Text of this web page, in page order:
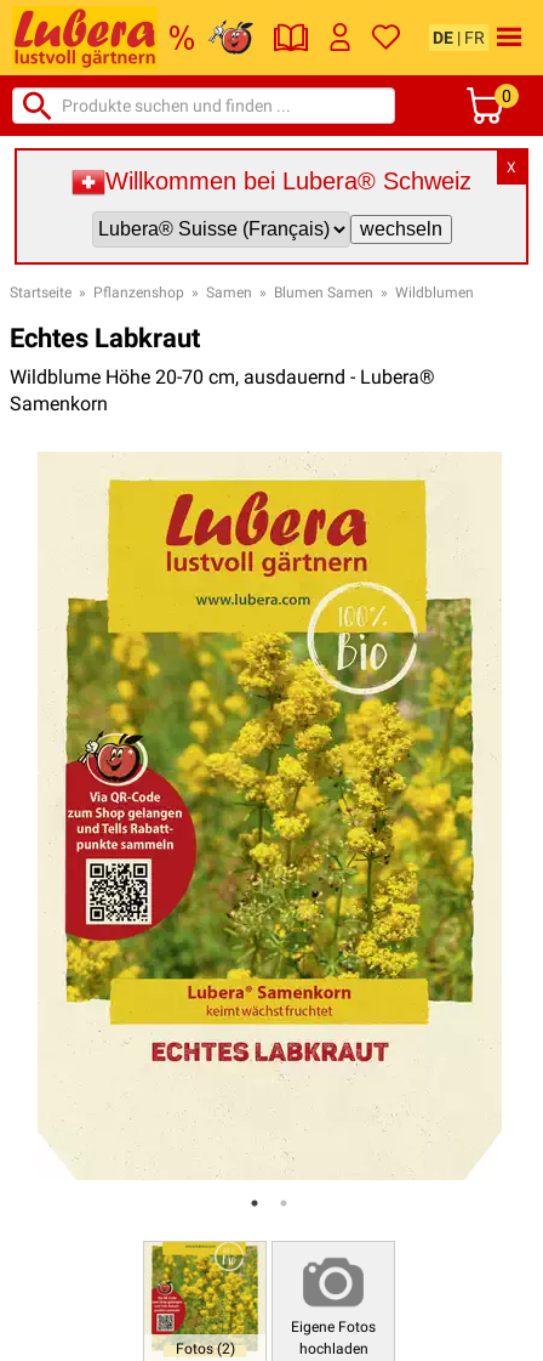
DE | FR
0
X
Willkommen bei Lubera® Schweiz
Startseite » Pflanzenshop » Samen » Blumen Samen » Wildblumen
Echtes Labkraut
Wildblume Höhe 20-70 cm, ausdauernd - Lubera®
Samenkorn
Fotos (2)
Eigene Fotos
hochladen